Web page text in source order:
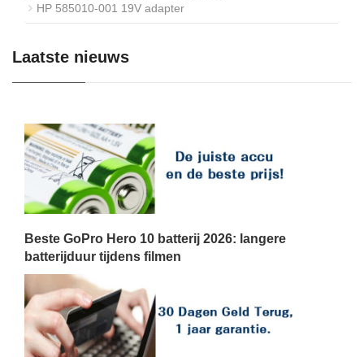
HP 585010-001 19V adapter
Laatste nieuws
Beste GoPro Hero 10 batterij 2026: langere
batterijduur tijdens filmen